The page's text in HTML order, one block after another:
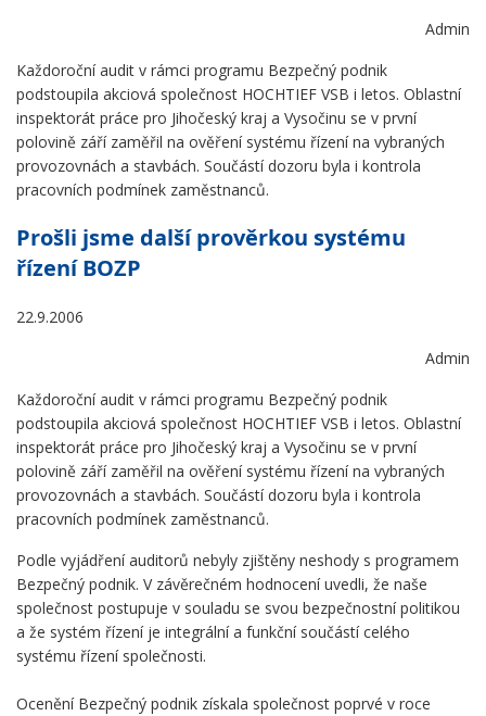
Admin
Každoroční audit v rámci programu Bezpečný podnik
podstoupila akciová společnost HOCHTIEF VSB i letos. Oblastní
inspektorát práce pro Jihočeský kraj a Vysočinu se v první
polovině září zaměřil na ověření systému řízení na vybraných
provozovnách a stavbách. Součástí dozoru byla i kontrola
pracovních podmínek zaměstnanců.
Prošli jsme další prověrkou systému
řízení BOZP
22.9.2006
Admin
Každoroční audit v rámci programu Bezpečný podnik
podstoupila akciová společnost HOCHTIEF VSB i letos. Oblastní
inspektorát práce pro Jihočeský kraj a Vysočinu se v první
polovině září zaměřil na ověření systému řízení na vybraných
provozovnách a stavbách. Součástí dozoru byla i kontrola
pracovních podmínek zaměstnanců.
Podle vyjádření auditorů nebyly zjištěny neshody s programem
Bezpečný podnik. V závěrečném hodnocení uvedli, že naše
společnost postupuje v souladu se svou bezpečnostní politikou
a že systém řízení je integrální a funkční součástí celého
systému řízení společnosti.
Ocenění Bezpečný podnik získala společnost poprvé v roce